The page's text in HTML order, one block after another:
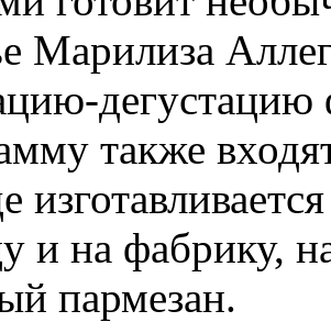
Марилиза
также
и на фабрику,
пармезан.